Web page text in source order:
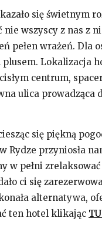
się świetnym
wszyscy z nas z
pełen wrażeń. Dla
Lokalizacja
centrum,
ulica prowadząca
się piękną
Rydze przyniosła
w pełni
ci się
alternatywa,
ten hotel klikając